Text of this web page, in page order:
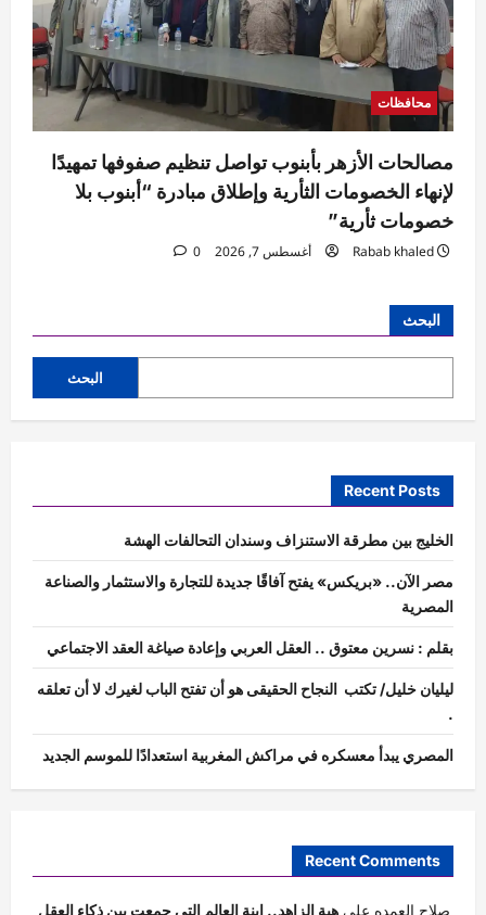
محافظات
مصالحات الأزهر بأبنوب تواصل تنظيم صفوفها تمهيدًا
لإنهاء الخصومات الثأرية وإطلاق مبادرة “أبنوب بلا
خصومات ثأرية”
Rabab khaled أغسطس 7, 2026 0
البحث
البحث
Recent Posts
الخليج بين مطرقة الاستنزاف وسندان التحالفات الهشة
مصر الآن.. «بريكس» يفتح آفاقًا جديدة للتجارة والاستثمار والصناعة
المصرية
بقلم : نسرين معتوق .. العقل العربي وإعادة صياغة العقد الاجتماعي
ليليان خليل/ تكتب النجاح الحقيقى هو أن تفتح الباب لغيرك لا أن تعلقه
.
المصري يبدأ معسكره في مراكش المغربية استعدادًا للموسم الجديد
Recent Comments
صلاح العمده على هبة الزاهد.. ابنة العالم التي جمعت بين ذكاء العقل